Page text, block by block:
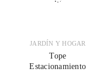
JARDÍN Y HOGAR
Tope
Estacionamiento